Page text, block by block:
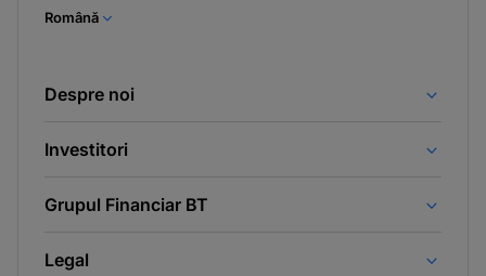
Română
Despre noi
Investitori
Grupul Financiar BT
Legal